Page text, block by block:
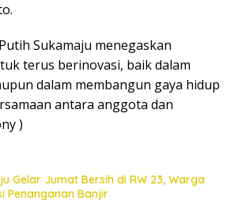
Sukamaju menegaskan
terus berinovasi, baik dalam
dalam membangun gaya hidup
antara anggota dan
)
Gelar Jumat Bersih di RW 23, Warga
Penanganan Banjir